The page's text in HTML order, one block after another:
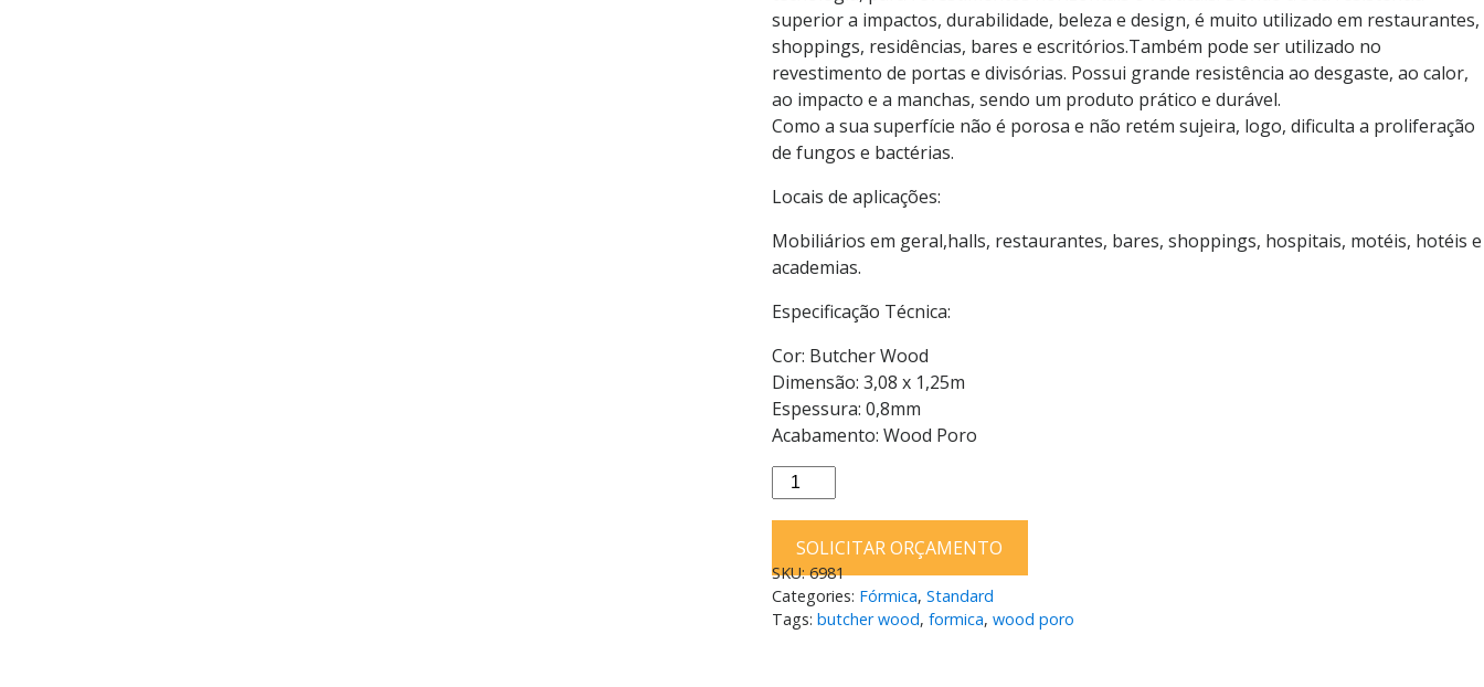
superior a impactos, durabilidade, beleza e design, é muito utilizado em restaurantes,
shoppings, residências, bares e escritórios.Também pode ser utilizado no
revestimento de portas e divisórias. Possui grande resistência ao desgaste, ao calor,
ao impacto e a manchas, sendo um produto prático e durável.
Como a sua superfície não é porosa e não retém sujeira, logo, dificulta a proliferação
de fungos e bactérias.
Locais de aplicações:
Mobiliários em geral,halls, restaurantes, bares, shoppings, hospitais, motéis, hotéis e
academias.
Especificação Técnica:
Cor: Butcher Wood
Dimensão: 3,08 x 1,25m
Espessura: 0,8mm
Acabamento: Wood Poro
Fórmica
Butcher
M880
Wood
Poro
0,8mm
SOLICITAR ORÇAMENTO
SKU:6981
Categories: Fórmica, Standard
Tags: butcher wood, formica, wood poro